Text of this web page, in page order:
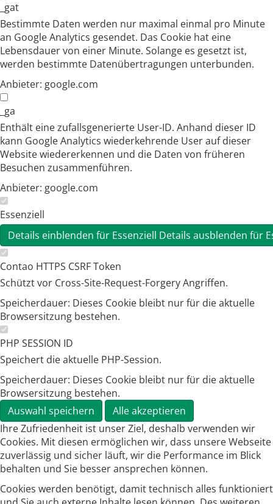
_gat
Bestimmte Daten werden nur maximal einmal pro Minute
an Google Analytics gesendet. Das Cookie hat eine
Lebensdauer von einer Minute. Solange es gesetzt ist,
werden bestimmte Datenübertragungen unterbunden.
Anbieter: google.com
_ga
Enthält eine zufallsgenerierte User-ID. Anhand dieser ID
kann Google Analytics wiederkehrende User auf dieser
Website wiedererkennen und die Daten von früheren
Besuchen zusammenführen.
Anbieter: google.com
Essenziell
Details einblenden für Essenziell Details ausblenden für
Contao HTTPS CSRF Token
Schützt vor Cross-Site-Request-Forgery Angriffen.
Speicherdauer: Dieses Cookie bleibt nur für die aktuelle
Browsersitzung bestehen.
PHP SESSION ID
Speichert die aktuelle PHP-Session.
Speicherdauer: Dieses Cookie bleibt nur für die aktuelle
Browsersitzung bestehen.
Auswahl speichern
Alle akzeptieren
Ihre Zufriedenheit ist unser Ziel, deshalb verwenden wir
Cookies. Mit diesen ermöglichen wir, dass unsere Webseite
zuverlässig und sicher läuft, wir die Performance im Blick
behalten und Sie besser ansprechen können.
Cookies werden benötigt, damit technisch alles funktioniert